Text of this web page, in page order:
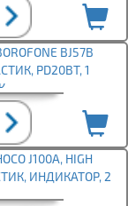
BJ57B
PD20ВТ, 1
J100A, HIGH
ИНДИКАТОР, 2